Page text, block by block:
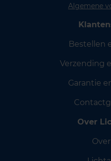
Algemene
Bestellen
Verzending
Garantie
Over